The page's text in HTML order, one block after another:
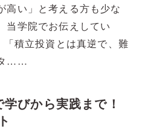
高い」と考える方も少な
当学院でお伝えしてい
「積立投資とは真逆で、難
タ……
びから実践まで！